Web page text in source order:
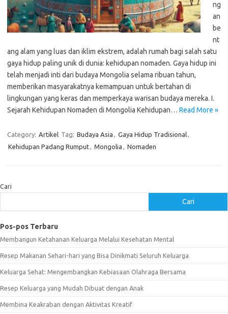
ng
an
be
nt
ang alam yang luas dan iklim ekstrem, adalah rumah bagi salah satu
gaya hidup paling unik di dunia: kehidupan nomaden. Gaya hidup ini
telah menjadi inti dari budaya Mongolia selama ribuan tahun,
memberikan masyarakatnya kemampuan untuk bertahan di
lingkungan yang keras dan memperkaya warisan budaya mereka. I.
Sejarah Kehidupan Nomaden di Mongolia Kehidupan… Read More »
Category: Artikel Tag: Budaya Asia , Gaya Hidup Tradisional,
Kehidupan Padang Rumput, Mongolia , Nomaden
Cari
Cari
Pos-pos Terbaru
Membangun Ketahanan Keluarga Melalui Kesehatan Mental
Resep Makanan Sehari-hari yang Bisa Dinikmati Seluruh Keluarga
Keluarga Sehat: Mengembangkan Kebiasaan Olahraga Bersama
Resep Keluarga yang Mudah Dibuat dengan Anak
Membina Keakraban dengan Aktivitas Kreatif